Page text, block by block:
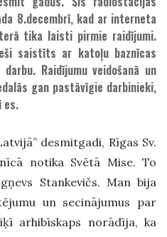
8.decembrī, kad ar interneta
tika laisti pirmie raidījumi.
saistīts ar katoļu baznīcas
Raidījumu veidošanā un
gan pastāvīgie darbinieki,
es.
desmitgadi, Rīgas Sv.
notika Svētā Mise. To
Stankevičs. Man bija
un secinājumus par
arhibīskaps norādīja, ka